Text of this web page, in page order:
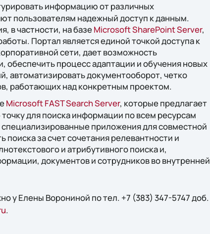
информацию от различных
пользователям надежный доступ к данным.
в частности, на базеMicrosoft SharePoint Server,
Портал является единой точкой доступа к
сети, дает возможность
процесс адаптации и обучения новых
автоматизировать документооборот, четко
работающих над конкретным проектом.
Microsoft FAST Search Server, которые предлагает
для поиска информации по всем ресурсам
приложения для совместной
за счет сочетания релевантности и
и атрибутивного поиска и,
документов и сотрудников во внутренней
у Елены Ворониной по тел. +7 (383) 347-5747 доб.
.